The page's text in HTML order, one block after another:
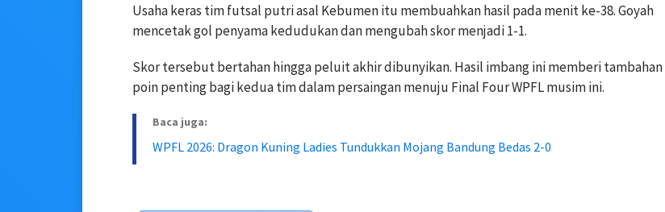
Usaha keras tim futsal putri asal Kebumen itu membuahkan hasil pada menit ke-38. Goyah
mencetak gol penyama kedudukan dan mengubah skor menjadi 1-1.
Skor tersebut bertahan hingga peluit akhir dibunyikan. Hasil imbang ini memberi tambahan
poin penting bagi kedua tim dalam persaingan menuju Final Four WPFL musim ini.
Baca juga:
WPFL 2026: Dragon Kuning Ladies Tundukkan Mojang Bandung Bedas 2-0